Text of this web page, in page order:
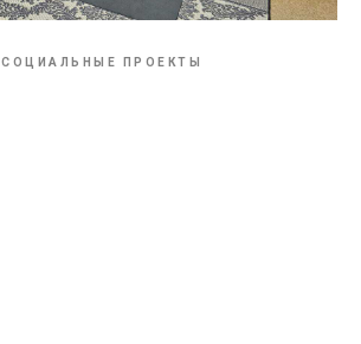
СОЦИАЛЬНЫЕ ПРОЕКТЫ